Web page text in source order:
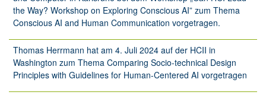
the Way? Workshop on Exploring Conscious AI” zum Thema
Conscious AI and Human Communication vorgetragen.
Thomas Herrmann hat am 4. Juli 2024 auf der HCII in
Washington zum Thema Comparing Socio-technical Design
Principles with Guidelines for Human-Centered AI vorgetragen